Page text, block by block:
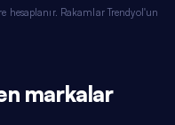
hesaplanır. Rakamlar Trendyol'un
markalar